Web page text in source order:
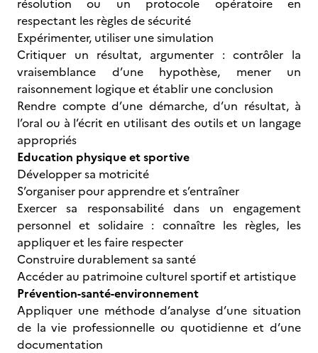
résolution ou un protocole opératoire en
respectant les règles de sécurité
Expérimenter, utiliser une simulation
Critiquer un résultat, argumenter : contrôler la
vraisemblance d’une hypothèse, mener un
raisonnement logique et établir une conclusion
Rendre compte d’une démarche, d’un résultat, à
l’oral ou à l’écrit en utilisant des outils et un langage
appropriés
Education physique et sportive
Développer sa motricité
S’organiser pour apprendre et s’entraîner
Exercer sa responsabilité dans un engagement
personnel et solidaire : connaître les règles, les
appliquer et les faire respecter
Construire durablement sa santé
Accéder au patrimoine culturel sportif et artistique
Prévention-santé-environnement
Appliquer une méthode d’analyse d’une situation
de la vie professionnelle ou quotidienne et d’une
documentation